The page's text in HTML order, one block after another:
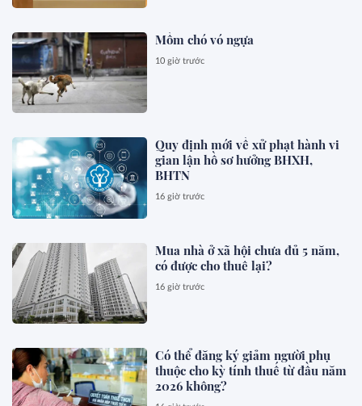
Mồm chó vó ngựa
10 giờ trước
Quy định mới về xử phạt hành vi
gian lận hồ sơ hưởng BHXH,
BHTN
16 giờ trước
Mua nhà ở xã hội chưa đủ 5 năm,
có được cho thuê lại?
16 giờ trước
Có thể đăng ký giảm người phụ
thuộc cho kỳ tính thuế từ đầu năm
2026 không?